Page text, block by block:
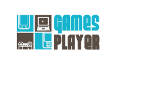
contenuto